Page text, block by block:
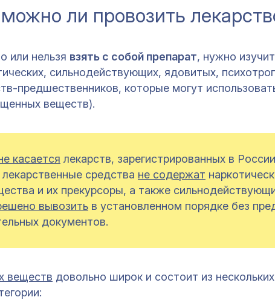
ли провозить
или нельзя взять с собой препарат, нужно
сильнодействующих, ядовитых,
предшественников, которые могут
веществ).
касается лекарств, зарегистрированных в
средства не содержат
и их прекурсоры, а также
вывозить в установленном порядке без
документов.
веществ довольно широк и состоит из